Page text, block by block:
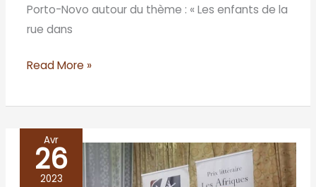
Porto-Novo autour du thème : « Les enfants de la
rue dans
Read More »
Avr
26
2023
RD
Congo/Kinshasa